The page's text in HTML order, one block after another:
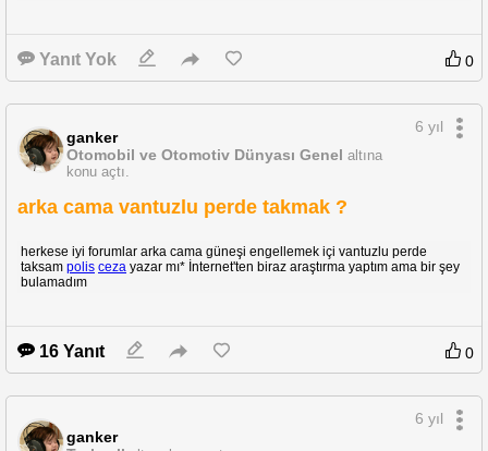
Yanıt Yok 0
ganker
Otomobil ve Otomotiv Dünyası Genel altına
konu açtı.
6 yıl
arka cama vantuzlu perde takmak ?
herkese iyi forumlar arka cama güneşi engellemek içi vantuzlu perde
taksam polis ceza yazar mı* İnternet'ten biraz araştırma yaptım ama bir şey
bulamadım
16 Yanıt 0
ganker
6 yıl